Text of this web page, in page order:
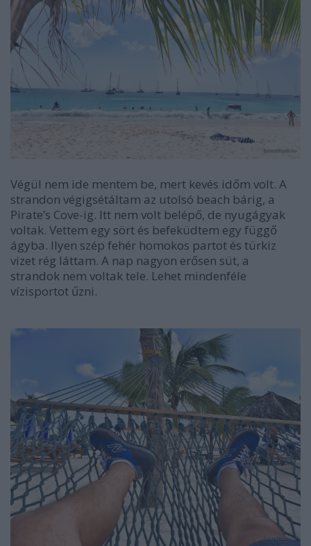
Végül nem ide mentem be, mert kevés időm volt. A
strandon végigsétáltam az utolsó beach bárig, a
Pirate’s Cove-ig. Itt nem volt belépő, de nyugágyak
voltak. Vettem egy sört és befeküdtem egy függő
ágyba. Ilyen szép fehér homokos partot és türkiz
vizet rég láttam. A nap nagyon erősen süt, a
strandok nem voltak tele. Lehet mindenféle
vízisportot űzni.